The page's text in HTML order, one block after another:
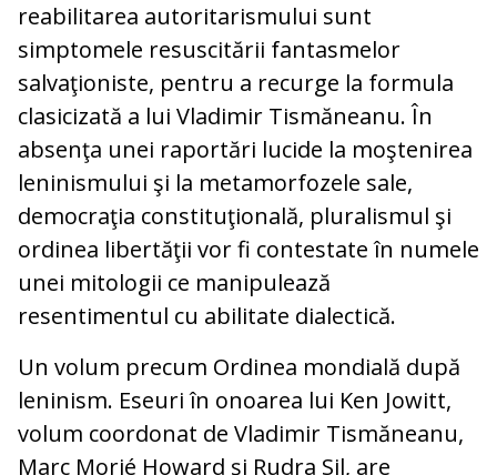
reabilitarea autoritarismului sunt
simptomele resuscitării fantasmelor
salvaţioniste, pentru a recurge la formula
clasicizată a lui Vladimir Tismăneanu. În
absenţa unei raportări lucide la moştenirea
leninismului şi la metamorfozele sale,
democraţia constituţională, pluralismul şi
ordinea libertăţii vor fi contestate în numele
unei mitologii ce manipulează
resentimentul cu abilitate dialectică.
Un volum precum Ordinea mondială după
leninism. Eseuri în onoarea lui Ken Jowitt,
volum coordonat de Vladimir Tismăneanu,
Marc Morjé Howard şi Rudra Sil, are